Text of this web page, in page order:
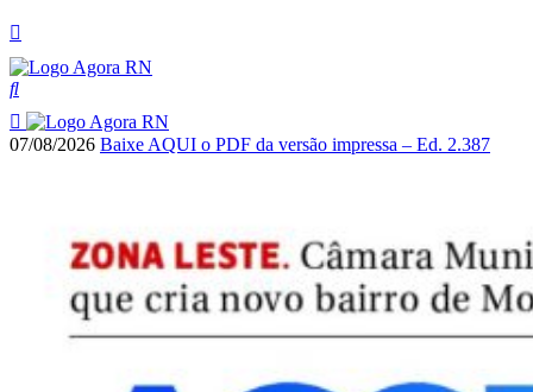
07/08/2026 Baixe AQUI o PDF da versão impressa – Ed. 2.387